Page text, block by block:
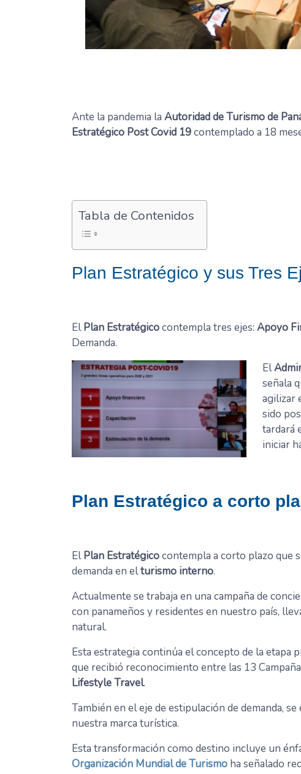
Ante la pandemia la Autoridad de Turismo de
Estratégico Post Covid 19contemplado a 18
Tabla de Contenidos
Plan Estratégico y sus Tres
ElPlan Estratégicocontempla tres ejes: Apoyo
Demanda.
El
señala
agilizar
sido
tardará
iniciar
Plan Estratégico a corto
ElPlan Estratégicocontempla a corto plazo que
demanda en elturismo interno.
Actualmente se trabaja en una campaña de
con panameños y residentes en nuestro país,
natural.
Esta estrategia continúa el concepto de la etapa
que recibió reconocimiento entre las 13
Lifestyle Travel.
También en el eje de estipulación de demanda,
nuestra marca turística.
Esta transformación como destino incluye un
Organización Mundial de Turismo ha señalado